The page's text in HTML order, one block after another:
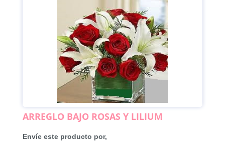
ARREGLO BAJO ROSAS Y LILIUM
Envíe este producto por,